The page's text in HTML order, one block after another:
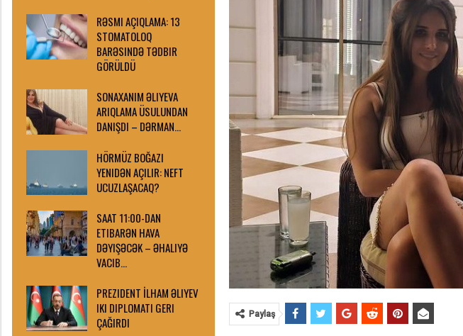
Paylaş
RƏSMI AÇIQLAMA: 13
STOMATOLOQ
BARƏSINDƏ TƏDBIR
GÖRÜLDÜ
SONAXANIM ƏLIYEVA
ARIQLAMA ÜSULUNDAN
DANIŞDI – DƏRMAN…
HÖRMÜZ BOĞAZI
YENIDƏN AÇILIR: NEFT
UCUZLAŞACAQ?
SAAT 11:00-DAN
ETIBARƏN HAVA
DƏYIŞƏCƏK – ƏHALIYƏ
VACIB…
PREZIDENT İLHAM ƏLIYEV
IKI DIPLOMATI GERI
ÇAĞIRDI